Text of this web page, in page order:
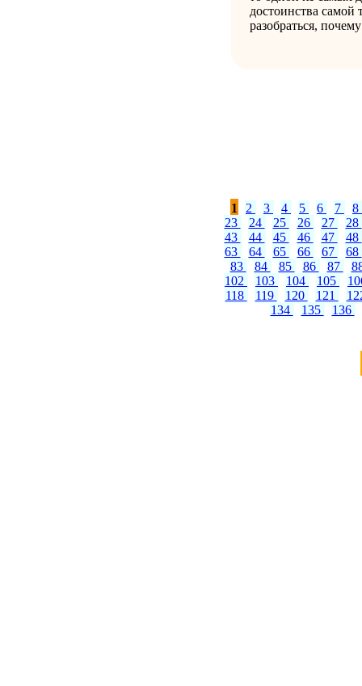
достоинства
разобраться,
1 2 3 4 5 6 7
8
23
24 25 26 27
28
43
44 45 46 47
48
63
64 65 66 67
68
83
84 85 86 87
102
103 104 105
118
119 120 121
134
135 136